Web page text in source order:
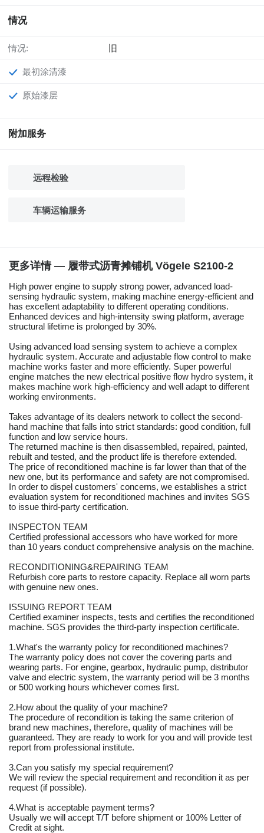
情况
情况: 旧
最初涂清漆
原始漆层
附加服务
远程检验
车辆运输服务
更多详情 — 履带式沥青摊铺机 Vögele S2100-2
High power engine to supply strong power, advanced load-
sensing hydraulic system, making machine energy-efficient and
has excellent adaptability to different operating conditions.
Enhanced devices and high-intensity swing platform, average
structural lifetime is prolonged by 30%.
Using advanced load sensing system to achieve a complex
hydraulic system. Accurate and adjustable flow control to make
machine works faster and more efficiently. Super powerful
engine matches the new electrical positive flow hydro system, it
makes machine work high-efficiency and well adapt to different
working environments.
Takes advantage of its dealers network to collect the second-
hand machine that falls into strict standards: good condition, full
function and low service hours.
The returned machine is then disassembled, repaired, painted,
rebuilt and tested, and the product life is therefore extended.
The price of reconditioned machine is far lower than that of the
new one, but its performance and safety are not compromised.
In order to dispel customers' concerns, we establishes a strict
evaluation system for reconditioned machines and invites SGS
to issue third-party certification.
INSPECTON TEAM
Certified professional accessors who have worked for more
than 10 years conduct comprehensive analysis on the machine.
RECONDITIONING&REPAIRING TEAM
Refurbish core parts to restore capacity. Replace all worn parts
with genuine new ones.
ISSUING REPORT TEAM
Certified examiner inspects, tests and certifies the reconditioned
machine. SGS provides the third-party inspection certificate.
1.What's the warranty policy for reconditioned machines?
The warranty policy does not cover the covering parts and
wearing parts. For engine, gearbox, hydraulic pump, distributor
valve and electric system, the warranty period will be 3 months
or 500 working hours whichever comes first.
2.How about the quality of your machine?
The procedure of recondition is taking the same criterion of
brand new machines, therefore, quality of machines will be
guaranteed. They are ready to work for you and will provide test
report from professional institute.
3.Can you satisfy my special requirement?
We will review the special requirement and recondition it as per
request (if possible).
4.What is acceptable payment terms?
Usually we will accept T/T before shipment or 100% Letter of
Credit at sight.